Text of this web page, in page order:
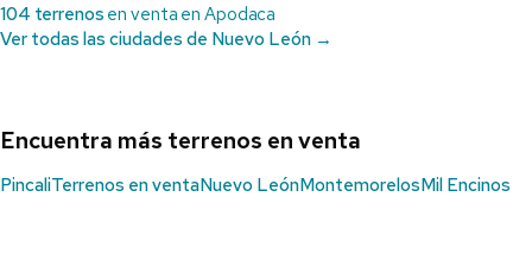
104 terrenos en venta en Apodaca
Ver todas las ciudades de Nuevo León →
Encuentra más terrenos en venta
PincaliTerrenos en ventaNuevo LeónMontemorelosMil Encinos